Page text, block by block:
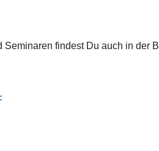
findest Du auch in der